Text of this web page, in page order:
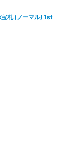
札 (ノーマル) 1st